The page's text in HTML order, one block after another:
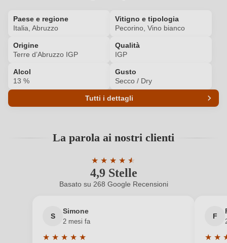
ACCEDI
Paese e regione
Italia, Abruzzo
Vitigno e tipologia
Pecorino, Vino bianco
Origine
Terre d’Abruzzo IGP
Qualità
IGP
Alcol
13 %
Gusto
Secco / Dry
Tutti i dettagli
Antipasti, Frutti di mare, Pesce
Contenuto di alcol
0,75 L
La parola ai nostri clienti
4,9 Stelle
★ ★ ★ ★ ★
★
Valutazione media di 4.9 su 5 stelle
Basato su 268 Google Recensioni
S
Simone
2 mesi fa
★ ★ ★ ★ ★
F
★ ★